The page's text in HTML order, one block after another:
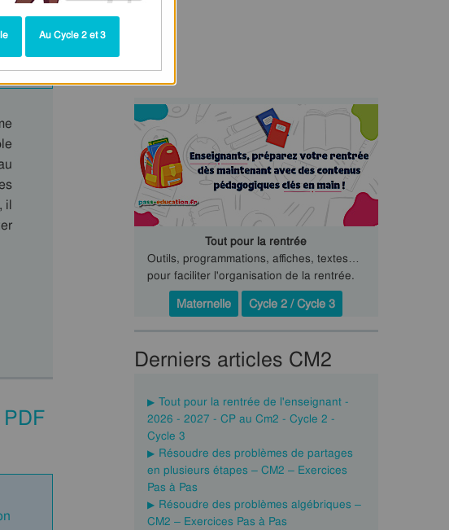
il
Tout pour la rentrée
Outils, programmations, affiches, textes…
pour faciliter l'organisation de la rentrée.
Maternelle
Cycle 2 / Cycle 3
Derniers articles CM2
Tout pour la rentrée de l'enseignant -
2026 - 2027 - CP au Cm2 - Cycle 2 -
Cycle 3
Résoudre des problèmes de partages
en plusieurs étapes – CM2 – Exercices
Pas à Pas
Résoudre des problèmes algébriques –
CM2 – Exercices Pas à Pas
Au Cycle 2 et 3